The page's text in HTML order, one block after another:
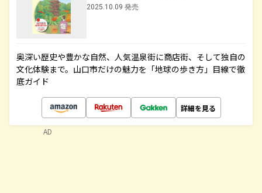
2025.10.09 発売
奥深い歴史や豊かな自然、人気温泉街に商店街、そして独自の
文化体験まで。山口市だけの魅力を「地球の歩き方」目線で徹
底ガイド
詳細を見る
AD